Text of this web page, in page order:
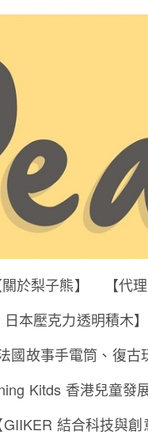
關於梨子熊】 【代
日本壓克力透明積木】
國故事手電筒、復古
Kitds 香港兒童發
GIIKER 結合科技與